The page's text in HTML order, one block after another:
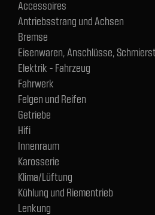
Accessoires
Antriebsstrang und Achsen
Bremse
Eisenwaren, Anschlüsse,
Elektrik - Fahrzeug
Fahrwerk
Felgen und Reifen
Getriebe
Hifi
Innenraum
Karosserie
Klima/Lüftung
Kühlung und Riementrieb
Lenkung